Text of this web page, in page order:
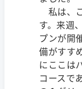
私は、
す。来週
プンが開
備がすす
にここは
コースで